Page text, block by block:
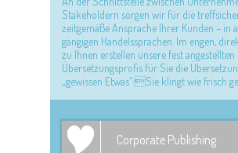
Stakeholdern sorgen wir für die
zeitgemäße Ansprache Ihrer Kunden – in
gängigen Handelssprachen. Im engen,
zu Ihnen erstellen unsere fest angestellten
Übersetzungsprofis für Sie die
„gewissen Etwas“:Sie klingt wie frisch
Corporate Publishing